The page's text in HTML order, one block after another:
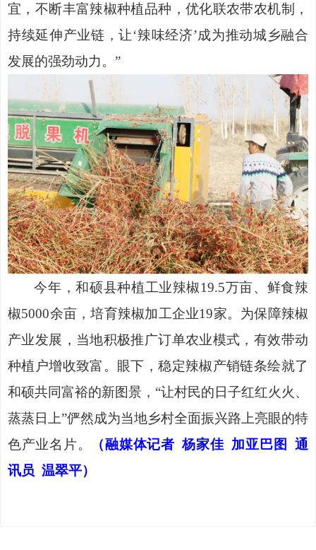
宜，不断丰富辣椒种植品种，优化联农带农机制，
持续延伸产业链，让‘辣味经济’成为推动城乡融合
发展的强劲动力。”
今年，和硕县种植工业辣椒19.5万亩、鲜食辣
椒5000余亩，培育辣椒加工企业19家。为保障辣椒
产业发展，当地积极推广订单农业模式，有效带动
种植户增收致富。眼下，稳定辣椒产销链条绘就了
和硕共同富裕的新图景，“让村民的日子红红火火、
蒸蒸日上”俨然成为当地乡村全面振兴路上亮眼的特
色产业名片。
（融媒体记者杨家佳 加亚巴图 通
讯员 温翠平）